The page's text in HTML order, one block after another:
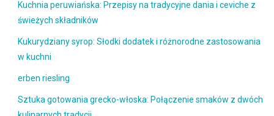
Kuchnia peruwiańska: Przepisy na tradycyjne dania i ceviche z
świeżych składników
Kukurydziany syrop: Słodki dodatek i różnorodne zastosowania
w kuchni
erben riesling
Sztuka gotowania grecko-włoska: Połączenie smaków z dwóch